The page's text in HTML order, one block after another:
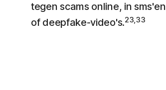
tegen scams online, in sms'en
of deepfake-video's.23,33